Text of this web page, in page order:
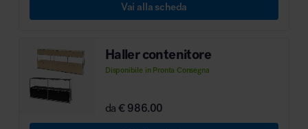
Vai alla scheda
Haller contenitore
Disponibile in Pronta Consegna
da€ 986.00